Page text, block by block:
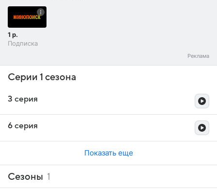
1 р.
Подписка
Серии 1 сезона
3 серия
6 серия
Показать еще
Сезоны 1